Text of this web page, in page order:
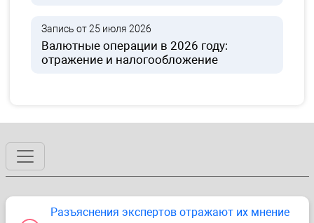
Запись от 25 июля 2026
Валютные операции в 2026 году:
отражение и налогообложение
Разъяснения экспертов отражают их мнение